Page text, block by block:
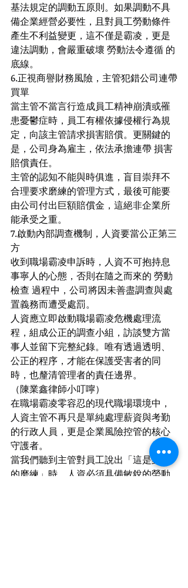
基法規定的調動五原則。如果調動不具
備企業經營必要性，且對員工勞動條件
產生不利益變更，這不僅是霸凌，更是
違法調動，會嚴重破壞 勞動法令遵循 的
底線。
6.正視商譽財務風險，主管犯錯公司連帶
買單
當主管不當言行造成員工精神崩潰或罹
患憂鬱症時，員工有權依據侵權行為規
定，向該主管請求損害賠償。更關鍵的
是，公司身為雇主，依法承擔連帶 損害
賠償責任。
主管的認知不能與時俱進，盲目崇拜不
合理要求磨練的管理方式，最後可能要
由公司付出巨額賠償金，這絕非企業所
能承受之重。
7.啟動內部調查機制，人資要當公正第三
方
收到職場霸凌申訴時，人資不可抱持息
事寧人的心態，否則在隨之而來的 勞動
檢查 過程中，公司將因未善盡調查與處
置義務而遭受處罰。
人資應立即啟動職場霸凌危機處理流
程，組成公正的調查小組，訪談雙方當
事人並留下完整紀錄。唯有透過透明、
公正的程序，才能在保護受害者的同
時，也釐清管理者的責任邊界。
（陳業鑫律師小叮嚀）
在職場霸凌零容忍的現代職場環境中，
人資主管不再只是單純處理薪資與考勤
的行政人員，更是企業風險控管的核心
守護者。
當我們聽到主管對員工說出「這是對你
的磨練」時，人資必須具備敏銳的勞動